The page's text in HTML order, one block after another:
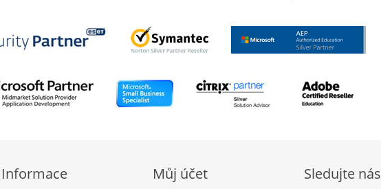
Informace Můj účet
Sledujte nás